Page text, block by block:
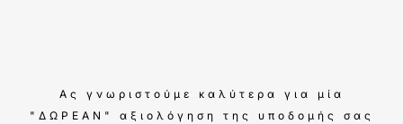
Ας γνωριστούμε καλύτερα για μία
"ΔΩΡΕΑΝ" αξιολόγηση της υποδομής σας